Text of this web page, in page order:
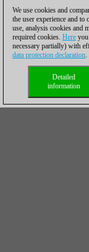
We use cookies and
the user experience and
use, analysis cookies and
required cookies. Here
necessary partially) with
data protection declaration.
Detailed
information